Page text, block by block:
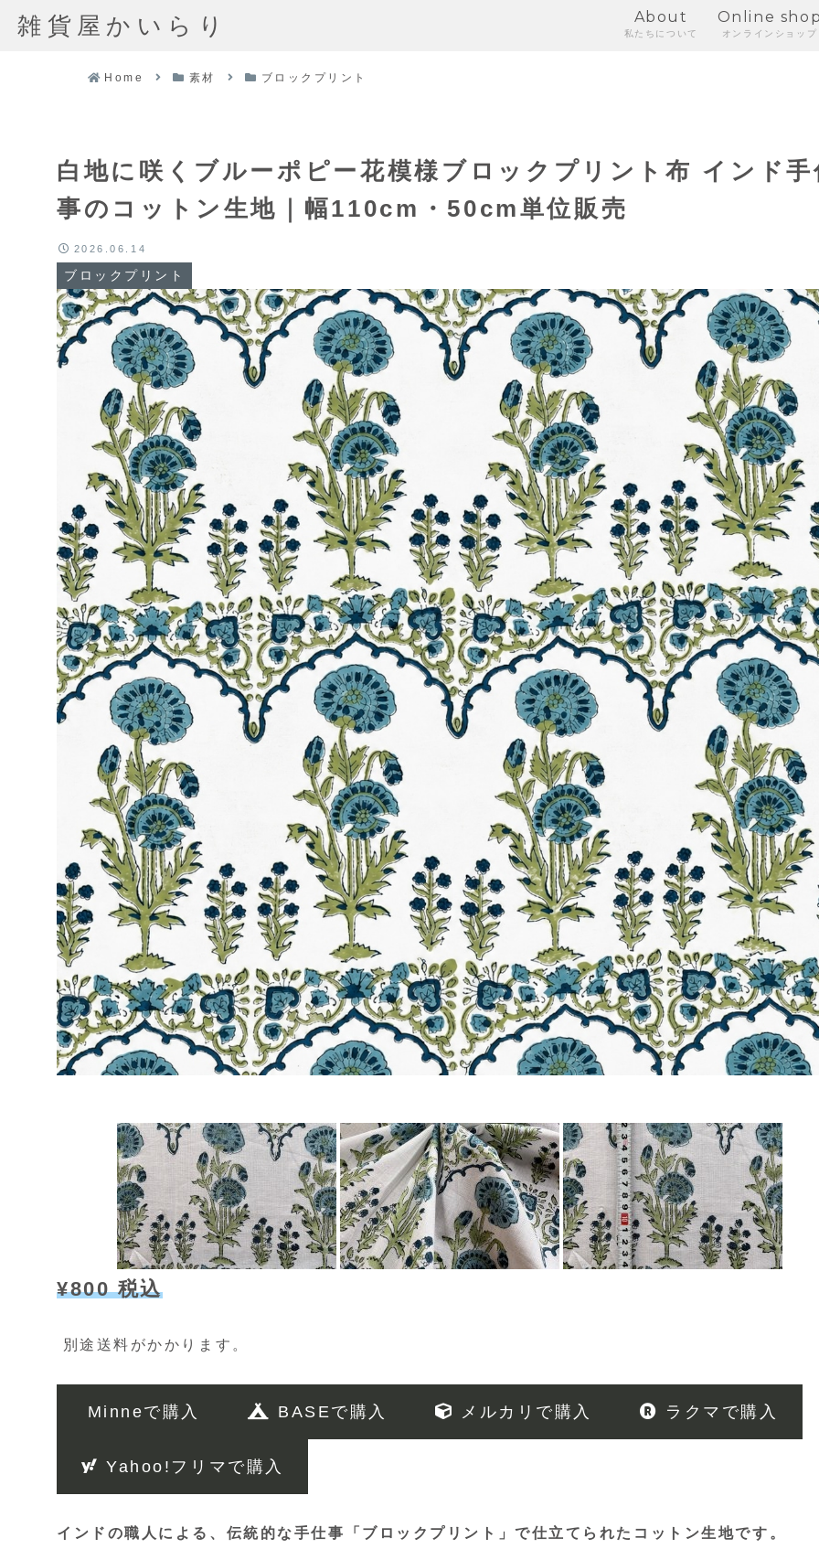
雑貨屋かいらり About
私たちについて
Online
オンラインショップ
Home 素材 ブロックプリント
白地に咲くブルーポピー花模様ブロックプリント布 インド手
事のコットン生地｜幅110cm・50cm単位販売
ブロックプリント
2026.06.14
¥800 税込
別途送料がかかります。
Minneで購入 BASEで購入 メルカリで購入 ラクマで購入
Yahoo!フリマで購入
インドの職人による、伝統的な手仕事「ブロックプリント」で仕立てられたコットン生地です。